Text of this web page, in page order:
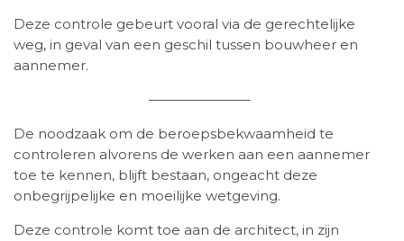
Deze controle gebeurt vooral via de gerechtelijke
weg, in geval van een geschil tussen bouwheer en
aannemer.
———————–
De noodzaak om de beroepsbekwaamheid te
controleren alvorens de werken aan een aannemer
toe te kennen, blijft bestaan, ongeacht deze
onbegrijpelijke en moeilijke wetgeving.
Deze controle komt toe aan de architect, in zijn